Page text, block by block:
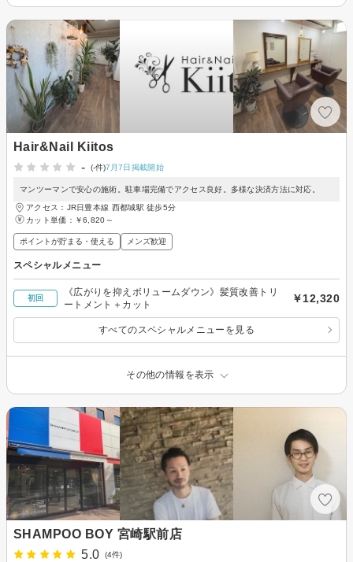
Hair&Nail Kiitos
-
(-件)7月7日掲載開始
マンツーマンで安心の施術。駐車場完備でアクセス良好。多様な決済方法に対応。
アクセス：JR日豊本線 西都城駅 徒歩5分
カット単価： ￥6,820～
ポイントが貯まる・使える メンズ歓迎
スペシャルメニュー
初回
《広がりを抑えボリュームダウン》髪質改善トリ
ートメント＋カット
￥12,320
すべてのスペシャルメニューを見る
その他の情報を表示
SHAMPOO BOY 宮崎駅前店
5.0
(4件)